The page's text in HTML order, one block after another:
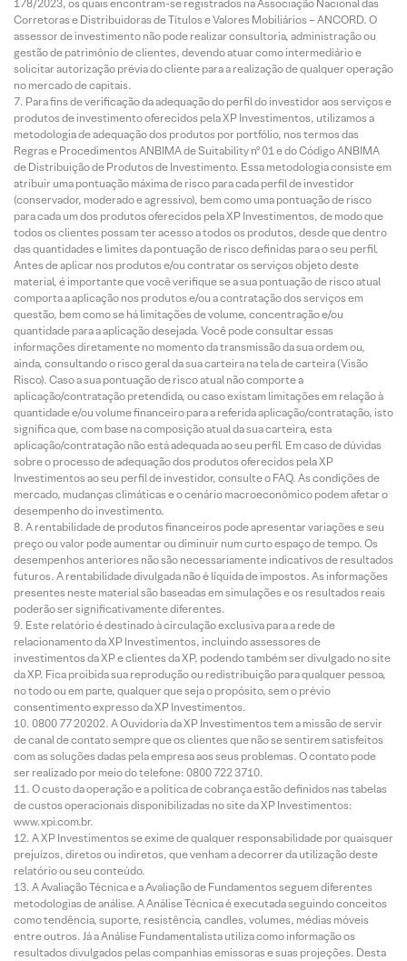
178/2023, os quais encontram-se registrados na Associação Nacional das
Corretoras e Distribuidoras de Títulos e Valores Mobiliários – ANCORD. O
assessor de investimento não pode realizar consultoria, administração ou
gestão de patrimônio de clientes, devendo atuar como intermediário e
solicitar autorização prévia do cliente para a realização de qualquer operação
no mercado de capitais.
Para fins de verificação da adequação do perfil do investidor aos serviços e
produtos de investimento oferecidos pela XP Investimentos, utilizamos a
metodologia de adequação dos produtos por portfólio, nos termos das
Regras e Procedimentos ANBIMA de Suitability nº 01 e do Código ANBIMA
de Distribuição de Produtos de Investimento. Essa metodologia consiste em
atribuir uma pontuação máxima de risco para cada perfil de investidor
(conservador, moderado e agressivo), bem como uma pontuação de risco
para cada um dos produtos oferecidos pela XP Investimentos, de modo que
todos os clientes possam ter acesso a todos os produtos, desde que dentro
das quantidades e limites da pontuação de risco definidas para o seu perfil.
Antes de aplicar nos produtos e/ou contratar os serviços objeto deste
material, é importante que você verifique se a sua pontuação de risco atual
comporta a aplicação nos produtos e/ou a contratação dos serviços em
questão, bem como se há limitações de volume, concentração e/ou
quantidade para a aplicação desejada. Você pode consultar essas
informações diretamente no momento da transmissão da sua ordem ou,
ainda, consultando o risco geral da sua carteira na tela de carteira (Visão
Risco). Caso a sua pontuação de risco atual não comporte a
aplicação/contratação pretendida, ou caso existam limitações em relação à
quantidade e/ou volume financeiro para a referida aplicação/contratação, isto
significa que, com base na composição atual da sua carteira, esta
aplicação/contratação não está adequada ao seu perfil. Em caso de dúvidas
sobre o processo de adequação dos produtos oferecidos pela XP
Investimentos ao seu perfil de investidor, consulte o FAQ. As condições de
mercado, mudanças climáticas e o cenário macroeconômico podem afetar o
desempenho do investimento.
A rentabilidade de produtos financeiros pode apresentar variações e seu
preço ou valor pode aumentar ou diminuir num curto espaço de tempo. Os
desempenhos anteriores não são necessariamente indicativos de resultados
futuros. A rentabilidade divulgada não é líquida de impostos. As informações
presentes neste material são baseadas em simulações e os resultados reais
poderão ser significativamente diferentes.
Este relatório é destinado à circulação exclusiva para a rede de
relacionamento da XP Investimentos, incluindo assessores de
investimentos da XP e clientes da XP, podendo também ser divulgado no site
da XP. Fica proibida sua reprodução ou redistribuição para qualquer pessoa,
no todo ou em parte, qualquer que seja o propósito, sem o prévio
consentimento expresso da XP Investimentos.
0800 77 20202. A Ouvidoria da XP Investimentos tem a missão de servir
de canal de contato sempre que os clientes que não se sentirem satisfeitos
com as soluções dadas pela empresa aos seus problemas. O contato pode
ser realizado por meio do telefone: 0800 722 3710.
O custo da operação e a política de cobrança estão definidos nas tabelas
de custos operacionais disponibilizadas no site da XP Investimentos:
www.xpi.com.br.
A XP Investimentos se exime de qualquer responsabilidade por quaisquer
prejuízos, diretos ou indiretos, que venham a decorrer da utilização deste
relatório ou seu conteúdo.
A Avaliação Técnica e a Avaliação de Fundamentos seguem diferentes
metodologias de análise. A Análise Técnica é executada seguindo conceitos
como tendência, suporte, resistência, candles, volumes, médias móveis
entre outros. Já a Análise Fundamentalista utiliza como informação os
resultados divulgados pelas companhias emissoras e suas projeções. Desta